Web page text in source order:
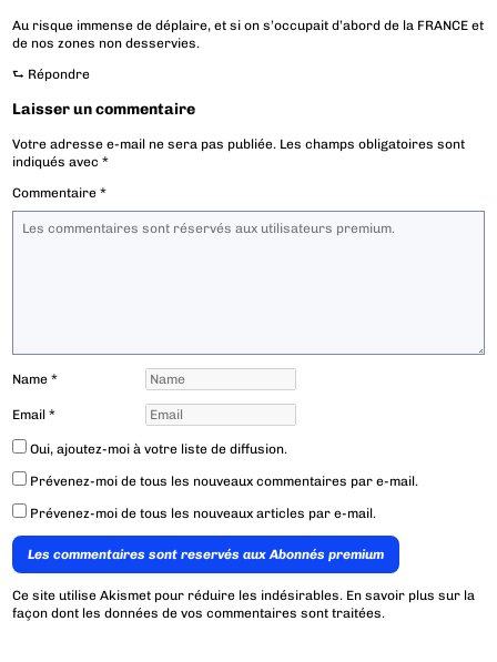
Au risque immense de déplaire, et si on s’occupait d’abord de la FRANCE et
de nos zones non desservies.
⮑ Répondre
Laisser un commentaire
Votre adresse e-mail ne sera pas publiée. Les champs obligatoires sont
indiqués avec*
Commentaire*
Name*
Email*
Oui, ajoutez-moi à votre liste de diffusion.
Prévenez-moi de tous les nouveaux commentaires par e-mail.
Prévenez-moi de tous les nouveaux articles par e-mail.
Les commentaires sont reservés aux Abonnés premium
Ce site utilise Akismet pour réduire les indésirables. En savoir plus sur la
façon dont les données de vos commentaires sont traitées.